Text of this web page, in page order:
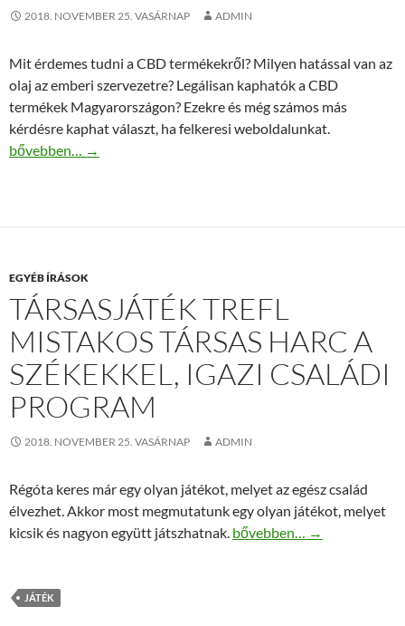
2018. NOVEMBER 25. VASÁRNAP ADMIN
Mit érdemes tudni a CBD termékekről? Milyen hatással van az
olaj az emberi szervezetre? Legálisan kaphatók a CBD
termékek Magyarországon? Ezekre és még számos más
kérdésre kaphat választ, ha felkeresi weboldalunkat.
Cbdrendeles.com – minden a CBD olajokról!
bővebben… →
EGYÉB ÍRÁSOK
TÁRSASJÁTÉK TREFL
MISTAKOS TÁRSAS HARC A
SZÉKEKKEL, IGAZI CSALÁDI
PROGRAM
2018. NOVEMBER 25. VASÁRNAP ADMIN
Régóta keres már egy olyan játékot, melyet az egész család
élvezhet. Akkor most megmutatunk egy olyan játékot, melyet
kicsik és nagyon együtt játszhatnak. Társasjáték Trefl Mistakos
bővebben… →
JÁTÉK